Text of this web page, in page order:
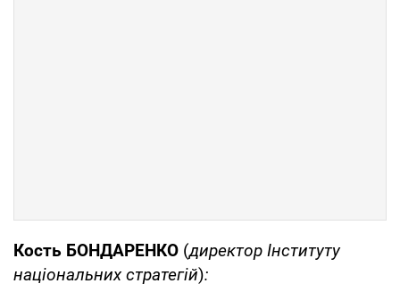
Кость БОНДАРЕНКО (директор Інституту
національних стратегій):